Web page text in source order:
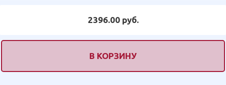
2396.00 руб.
В КОРЗИНУ